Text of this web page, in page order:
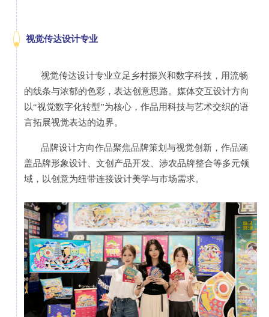
视觉传达设计专业
视觉传达设计专业立足乡村振兴和数字科技，用流畅
的线条与浓郁的色彩，表达创意思路。媒体交互设计方向
以“视觉数字化转型”为核心，作品用科技与艺术交织的语
言拓展视觉表达的边界。
品牌设计方向作品聚焦品牌策划与视觉创新，作品涵
盖品牌形象设计、文创产品开发、涉农品牌整合等多元领
域，以创意为纽带连接设计美学与市场需求。